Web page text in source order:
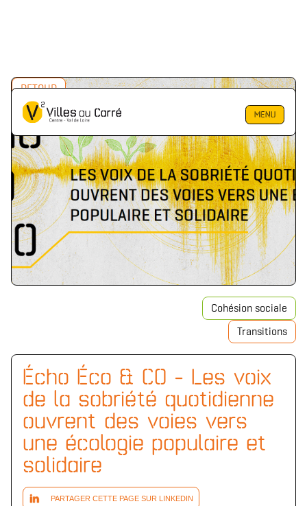
MENU
RETOUR
Cohésion sociale
Transitions
Écho Éco & CO - Les voix
de la sobriété quotidienne
ouvrent des voies vers
une écologie populaire et
solidaire
PARTAGER CETTE PAGE SUR LINKEDIN